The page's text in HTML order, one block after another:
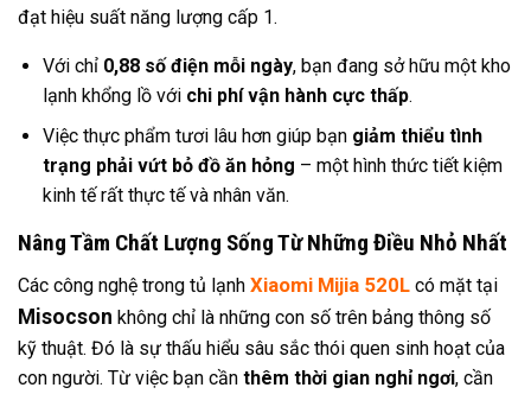
đạt hiệu suất năng lượng cấp 1.
Với chỉ 0,88 số điện mỗi ngày, bạn đang sở hữu một kho
lạnh khổng lồ với chi phí vận hành cực thấp.
Việc thực phẩm tươi lâu hơn giúp bạn giảm thiểu tình
trạng phải vứt bỏ đồ ăn hỏng – một hình thức tiết kiệm
kinh tế rất thực tế và nhân văn.
Nâng Tầm Chất Lượng Sống Từ Những Điều Nhỏ Nhất
Các công nghệ trong tủ lạnh Xiaomi Mijia 520L có mặt tại
Misocson không chỉ là những con số trên bảng thông số
kỹ thuật. Đó là sự thấu hiểu sâu sắc thói quen sinh hoạt của
con người. Từ việc bạn cần thêm thời gian nghỉ ngơi, cần